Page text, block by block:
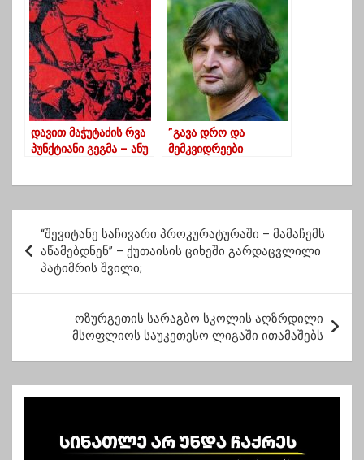
მოძრაობიდან”
არჩეულ საკრებულოს
წევრებს
გმირები ზელენსკის
კაბინეტიდან
დავით მაჭუტაძის რვა
პუნქტიანი გეგმა – ანუ
”გავა დრო და
მემკვიდრეები
ნაცის ძახილის გარდა
რას აკეთებდითო?”
ო
ტ
ა
“შევიტანე საჩივარი პროკურატურაში – მამაჩემს
აწამებდნენ” – ქუთაისის ციხეში გარდაცვლილი
პატიმრის შვილი;
ოზურგეთის სარაგბო სკოლის აღზრდილი
მსოფლიოს საუკეთესო ლიგაში ითამაშებს